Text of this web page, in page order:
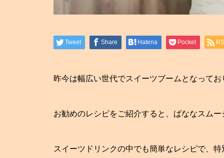
Tweet Share Hatena Pocket
昨今は幅広い世代でスイーツブームとなって
お勧めのレシピをご紹介すると、ばななスム
スイーツドリンクの中でも簡単なレシピで、